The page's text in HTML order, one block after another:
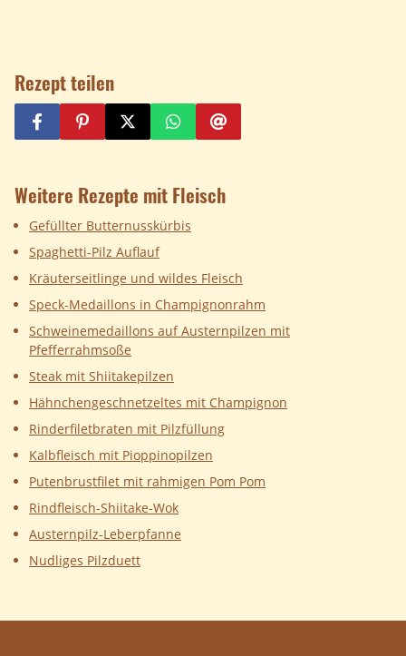
Rezept teilen
Weitere Rezepte mit Fleisch
Gefüllter Butternusskürbis
Spaghetti-Pilz Auflauf
Kräuterseitlinge und wildes Fleisch
Speck-Medaillons in Champignonrahm
Schweinemedaillons auf Austernpilzen mit
Pfefferrahmsoße
Steak mit Shiitakepilzen
Hähnchengeschnetzeltes mit Champignon
Rinderfiletbraten mit Pilzfüllung
Kalbfleisch mit Pioppinopilzen
Putenbrustfilet mit rahmigen Pom Pom
Rindfleisch-Shiitake-Wok
Austernpilz-Leberpfanne
Nudliges Pilzduett